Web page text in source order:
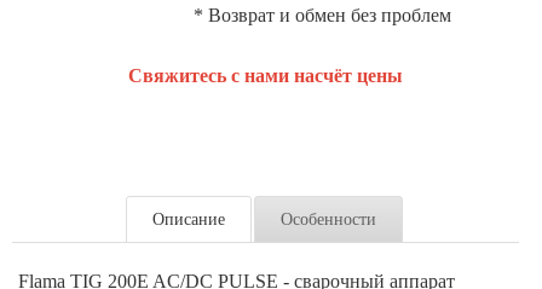
* Возврат и обмен без проблем
Свяжитесь с нами насчёт цены
Описание Особенности
Flama TIG 200E AC/DC PULSE - сварочный аппарат